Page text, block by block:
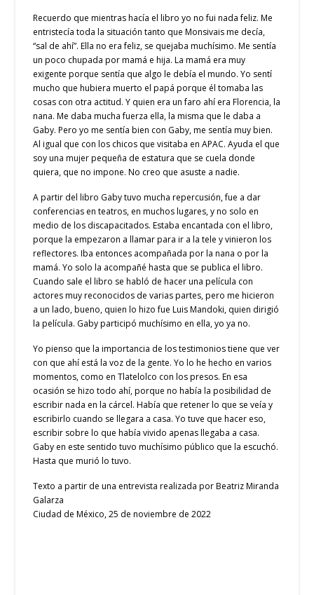
Recuerdo que mientras hacía el libro yo no fui nada feliz. Me
entristecía toda la situación tanto que Monsivais me decía,
“sal de ahí”. Ella no era feliz, se quejaba muchísimo. Me sentía
un poco chupada por mamá e hija. La mamá era muy
exigente porque sentía que algo le debía el mundo. Yo sentí
mucho que hubiera muerto el papá porque él tomaba las
cosas con otra actitud. Y quien era un faro ahí era Florencia, la
nana. Me daba mucha fuerza ella, la misma que le daba a
Gaby. Pero yo me sentía bien con Gaby, me sentía muy bien.
Al igual que con los chicos que visitaba en APAC. Ayuda el que
soy una mujer pequeña de estatura que se cuela donde
quiera, que no impone. No creo que asuste a nadie.
A partir del libro Gaby tuvo mucha repercusión, fue a dar
conferencias en teatros, en muchos lugares, y no solo en
medio de los discapacitados. Estaba encantada con el libro,
porque la empezaron a llamar para ir a la tele y vinieron los
reflectores. Iba entonces acompañada por la nana o por la
mamá. Yo solo la acompañé hasta que se publica el libro.
Cuando sale el libro se habló de hacer una película con
actores muy reconocidos de varias partes, pero me hicieron
a un lado, bueno, quien lo hizo fue Luis Mandoki, quien dirigió
la película. Gaby participó muchísimo en ella, yo ya no.
Yo pienso que la importancia de los testimonios tiene que ver
con que ahí está la voz de la gente. Yo lo he hecho en varios
momentos, como en Tlatelolco con los presos. En esa
ocasión se hizo todo ahí, porque no había la posibilidad de
escribir nada en la cárcel. Había que retener lo que se veía y
escribirlo cuando se llegara a casa. Yo tuve que hacer eso,
escribir sobre lo que había vivido apenas llegaba a casa.
Gaby en este sentido tuvo muchísimo público que la escuchó.
Hasta que murió lo tuvo.
Texto a partir de una entrevista realizada por Beatriz Miranda
Galarza
Ciudad de México, 25 de noviembre de 2022